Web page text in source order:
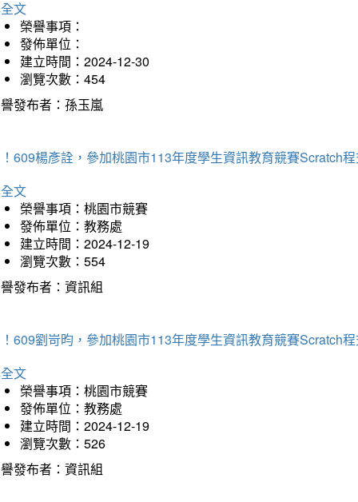
文
榮譽事項：
發佈單位：
建立時間：2024-12-30
瀏覽次數：454
發布者：孫玉嵐
609楊彥詮，參加桃園市113年度學生資訊教育競賽Scratch
文
榮譽事項：桃園市競賽
發佈單位：教務處
建立時間：2024-12-19
瀏覽次數：554
發布者：資訊組
609劉岢昀，參加桃園市113年度學生資訊教育競賽Scratch
文
榮譽事項：桃園市競賽
發佈單位：教務處
建立時間：2024-12-19
瀏覽次數：526
發布者：資訊組